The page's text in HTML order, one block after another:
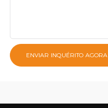
ENVIAR INQUÉRITO AGORA